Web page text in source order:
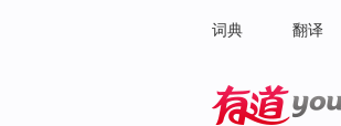
词典 翻译